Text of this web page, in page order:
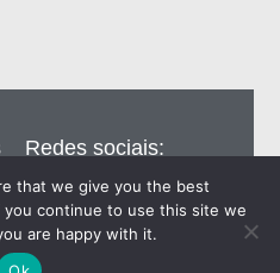
Redes sociais:
that we give you the best
continue to use this site we
are happy with it.